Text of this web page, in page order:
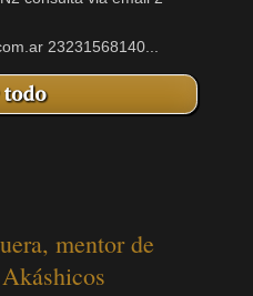
23231568140...
mentor de